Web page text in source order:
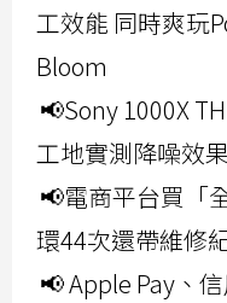
工效能 同時爽玩
Bloom
📢Sony 1000X
工地實測降噪效
📢電商平台買「
環44次還帶維修
📢 Apple Pay、